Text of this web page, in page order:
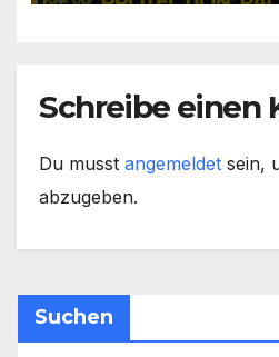
hart)
Schreibe einen
Du musst angemeldet sein,
abzugeben.
Suchen